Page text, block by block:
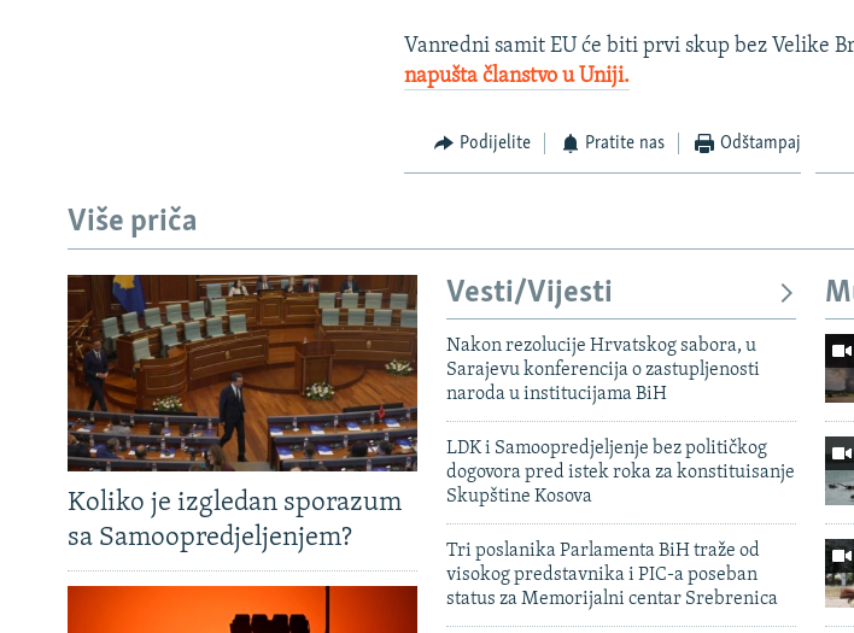
Vanredni samit EU će biti prvi skup bez Velike
napušta članstvo u Uniji.
Podijelite Pratite nas Odštampaj
Više priča
Koliko je izgledan sporazum
sa Samoopredjeljenjem?
Vesti/Vijesti
Nakon rezolucije Hrvatskog sabora, u
Sarajevu konferencija o zastupljenosti
naroda u institucijama BiH
LDK i Samoopredjeljenje bez političkog
dogovora pred istek roka za konstituisanje
Skupštine Kosova
Tri poslanika Parlamenta BiH traže od
visokog predstavnika i PIC-a poseban
status za Memorijalni centar Srebrenica